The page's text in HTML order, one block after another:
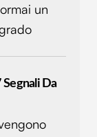
un
Segnali Da